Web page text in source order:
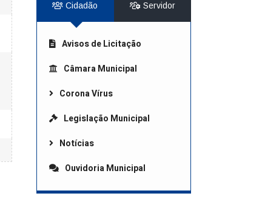
Cidadão Servidor
Avisos de Licitação
Câmara Municipal
Corona Vírus
Legislação Municipal
Notícias
Ouvidoria Municipal